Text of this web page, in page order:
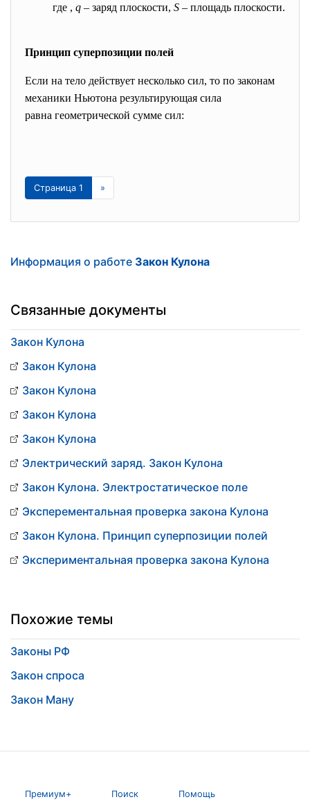
где , q – заряд плоскости, S – площадь плоскости.
Принцип суперпозиции полей
Если на тело действует несколько сил, то по законам
механики Ньютона результирующая сила
равна геометрической сумме сил:
Страница 1 »
Информация о работе Закон Кулона
Связанные документы
Закон Кулона
Закон Кулона
Закон Кулона
Закон Кулона
Закон Кулона
Электрический заряд. Закон Кулона
Закон Кулона. Электростатическое поле
Эксперементальная проверка закона Кулона
Закон Кулона. Принцип суперпозиции полей
Экспериментальная проверка закона Кулона
Похожие темы
Законы РФ
Закон спроса
Закон Ману
Премиум+ Поиск Помощь